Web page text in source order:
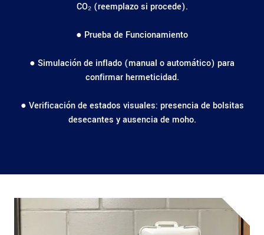
CO₂ (reemplazo si procede).
● Prueba de Funcionamiento
● Simulación de inflado (manual o automático) para
confirmar hermeticidad.
● Verificación de estados visuales: presencia de bolsitas
desecantes y ausencia de moho.